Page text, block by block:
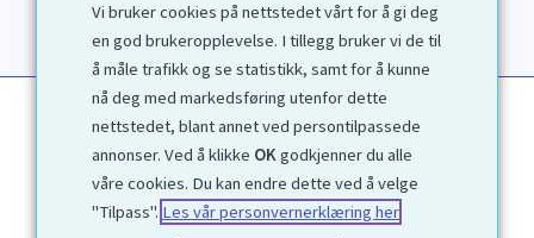
Kontakt
1972 © Galleri D40 AS
Vi bruker cookies på nettstedet vårt for å gi deg
en god brukeropplevelse. I tillegg bruker vi de til
å måle trafikk og se statistikk, samt for å kunne
nå deg med markedsføring utenfor dette
nettstedet, blant annet ved persontilpassede
annonser. Ved å klikke OKgodkjenner du alle
våre cookies. Du kan endre dette ved å velge
"Tilpass". Les vår personvernerklæring her